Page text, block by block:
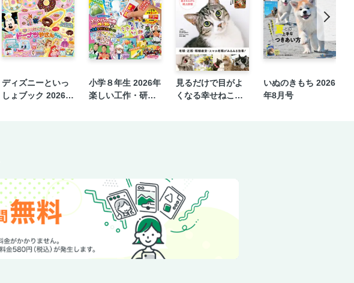
ディズニーといっ
しょブック 2026年
小学８年生 2026年
楽しい工作・研究
見るだけで目がよ
くなる幸せねこ写
いぬのきもち 2026
年8月号